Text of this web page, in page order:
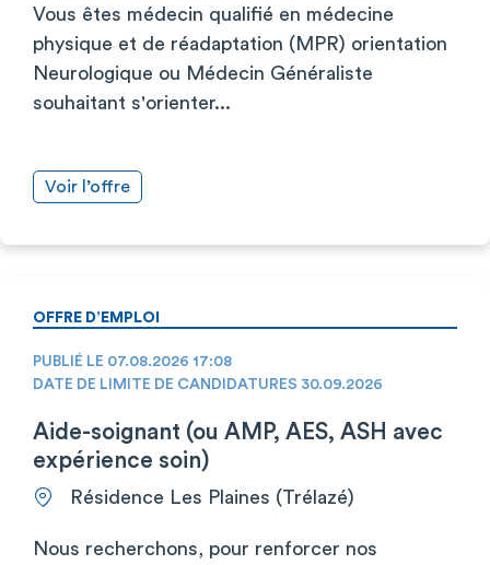
Vous êtes médecin qualifié en médecine
physique et de réadaptation (MPR) orientation
Neurologique ou Médecin Généraliste
souhaitant s'orienter...
Voir l’offre
OFFRE D’EMPLOI
PUBLIÉ LE 07.08.2026 17:08
DATE DE LIMITE DE CANDIDATURES 30.09.2026
Aide-soignant (ou AMP, AES, ASH avec
expérience soin)
Résidence Les Plaines (Trélazé)
Nous recherchons, pour renforcer nos